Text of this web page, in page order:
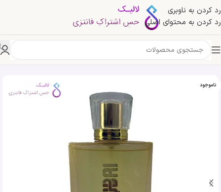
رد کردن به ناوبری
رد کردن به محتوای اصلی
خانه »فروشگاه »ادکلن دبی زنانه طلایی بلاد المیسک | Belad Almisk Dubai Pour Femme
ناموجود